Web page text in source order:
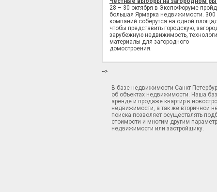
28 – 30 октября в ЭкспоФоруме
большая Ярмарка недвижимости. 300
компаний соберутся на одной
чтобы представить городскую,
зарубежную недвижимость,
материалы для загородного
домостроения.
-->
В базе недвижимости Санкт-
об объектах недвижимости. Наша
аренде и продаже квартир в
недвижимости, а так же вторичной
поиска позволяет осуществлять
стоимости и многим другим
недвижимости или застройщику.